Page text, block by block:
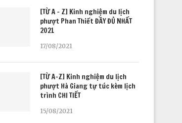
[TỪ A – Z] Kinh nghiệm du lịch
phượt Phan Thiết ĐẦY ĐỦ NHẤT
2021
17/08/2021
[TỪ A-Z] Kinh nghiệm du lịch
phượt Hà Giang tự túc kèm lịch
trình CHI TIẾT
15/08/2021